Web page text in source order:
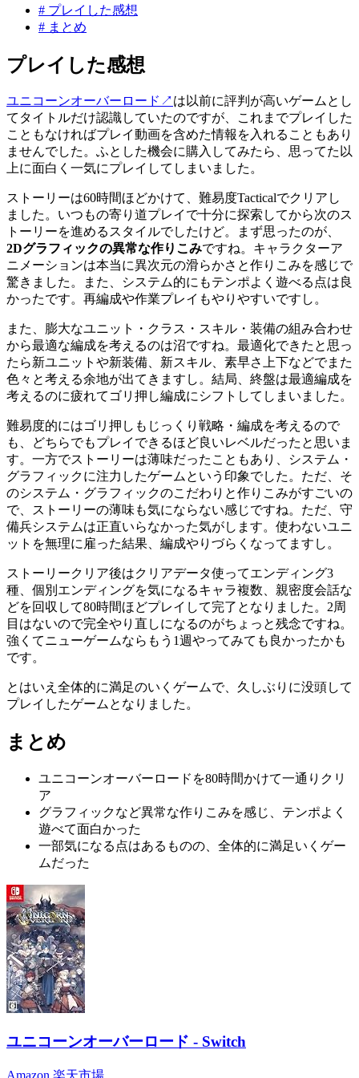
# プレイした感想
# まとめ
プレイした感想
ユニコーンオーバーロード ↗ は以前に評判が高いゲームとし
てタイトルだけ認識していたのですが、これまでプレイした
こともなければプレイ動画を含めた情報を入れることもあり
ませんでした。ふとした機会に購入してみたら、思ってた以
上に面白く一気にプレイしてしまいました。
ストーリーは60時間ほどかけて、難易度Tacticalでクリアし
ました。いつもの寄り道プレイで十分に探索してから次のス
トーリーを進めるスタイルでしたけど。まず思ったのが、
2Dグラフィックの異常な作りこみですね。キャラクターア
ニメーションは本当に異次元の滑らかさと作りこみを感じで
驚きました。また、システム的にもテンポよく遊べる点は良
かったです。再編成や作業プレイもやりやすいですし。
また、膨大なユニット・クラス・スキル・装備の組み合わせ
から最適な編成を考えるのは沼ですね。最適化できたと思っ
たら新ユニットや新装備、新スキル、素早さ上下などでまた
色々と考える余地が出てきますし。結局、終盤は最適編成を
考えるのに疲れてゴリ押し編成にシフトしてしまいました。
難易度的にはゴリ押しもじっくり戦略・編成を考えるので
も、どちらでもプレイできるほど良いレベルだったと思いま
す。一方でストーリーは薄味だったこともあり、システム・
グラフィックに注力したゲームという印象でした。ただ、そ
のシステム・グラフィックのこだわりと作りこみがすごいの
で、ストーリーの薄味も気にならない感じですね。ただ、守
備兵システムは正直いらなかった気がします。使わないユニ
ットを無理に雇った結果、編成やりづらくなってますし。
ストーリークリア後はクリアデータ使ってエンディング3
種、個別エンディングを気になるキャラ複数、親密度会話な
どを回収して80時間ほどプレイして完了となりました。2周
目はないので完全やり直しになるのがちょっと残念ですね。
強くてニューゲームならもう1週やってみても良かったかも
です。
とはいえ全体的に満足のいくゲームで、久しぶりに没頭して
プレイしたゲームとなりました。
まとめ
ユニコーンオーバーロードを80時間かけて一通りクリ
ア
グラフィックなど異常な作りこみを感じ、テンポよく
遊べて面白かった
一部気になる点はあるものの、全体的に満足いくゲー
ムだった
ユニコーンオーバーロード - Switch
Amazon 楽天市場